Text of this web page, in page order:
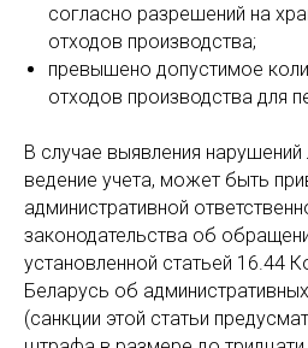
согласно разрешений на
отходов производства;
превышено допустимое
отходов производства для
В случае выявления нарушений
ведение учета, может быть
административной
законодательства об
установленной статьей 16.44
Беларусь об
(санкции этой статьи